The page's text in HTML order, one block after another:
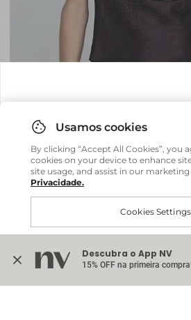
Regata Beatriz - Marrom
R$ 379,20
ou até6x R$ 63,20sem juros
Descubra o App NV
15% OFF na primeira
em sua casa, não importa onde
Comprar no site
Internacional
By clicking “Accept All Cookies”, you
cookies on your device to enhance
site usage, and assist in our
Privacidade.
Cookies Settings
Accept All Cookies